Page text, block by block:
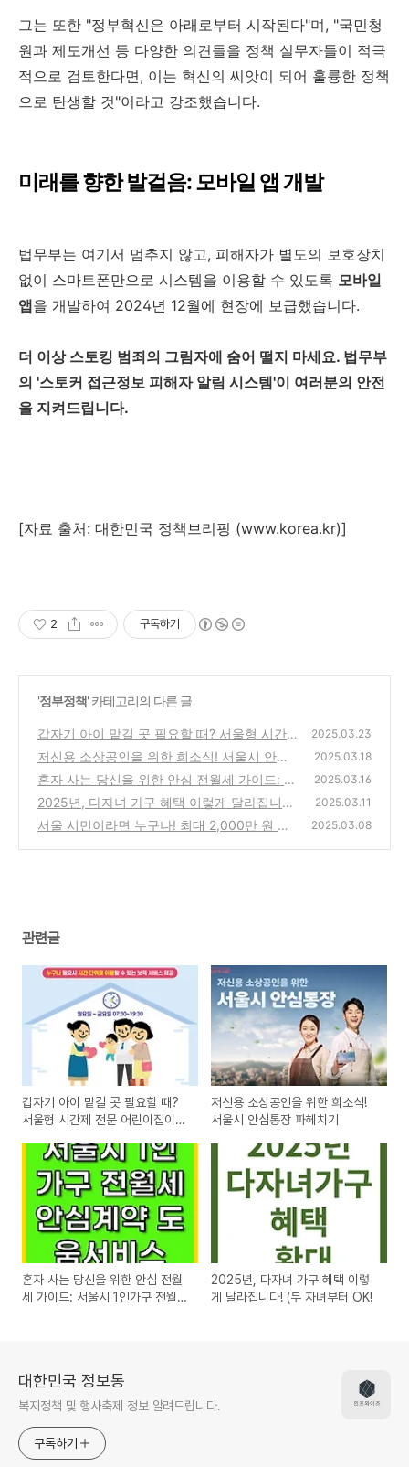
그는 또한 "정부혁신은 아래로부터 시작된다"며, "국민청
원과 제도개선 등 다양한 의견들을 정책 실무자들이 적극
적으로 검토한다면, 이는 혁신의 씨앗이 되어 훌륭한 정책
으로 탄생할 것"이라고 강조했습니다.
미래를 향한 발걸음: 모바일 앱 개발
법무부는 여기서 멈추지 않고, 피해자가 별도의 보호장치
없이 스마트폰만으로 시스템을 이용할 수 있도록 모바일
앱을 개발하여 2024년 12월에 현장에 보급했습니다.
더 이상 스토킹 범죄의 그림자에 숨어 떨지 마세요. 법무부
의 '스토커 접근정보 피해자 알림 시스템'이 여러분의 안전
을 지켜드립니다.
[자료 출처: 대한민국 정책브리핑 (www.korea.kr)]
2 구독하기
'정부정책' 카테고리의 다른 글
갑자기 아이 맡길 곳 필요할 때? 서울형 시간
제 전문 어린이집이 답! (ft. 4월 무료 이벤트)
(0)
2025.03.23
저신용 소상공인을 위한 희소식! 서울시 안심
통장 파헤치기
(0)
2025.03.18
혼자 사는 당신을 위한 안심 전월세 가이드: 서
울시 1인가구 전월세 안심계약 도움서비스
2025.03.16
2025년, 다자녀 가구 혜택 이렇게 달라집니다!
(두 자녀부터 OK!
(0)
2025.03.11
서울 시민이라면 누구나! 최대 2,000만 원 보
2025.03.08
관련글
갑자기 아이 맡길 곳 필요할 때?
서울형 시간제 전문 어린이집이
저신용 소상공인을 위한 희소식!
서울시 안심통장 파헤치기
혼자 사는 당신을 위한 안심 전월
세 가이드: 서울시 1인가구 전월세
2025년, 다자녀 가구 혜택 이렇
게 달라집니다! (두 자녀부터 OK!
대한민국 정보통
복지정책 및 행사축제 정보 알려드립니다.
구독하기